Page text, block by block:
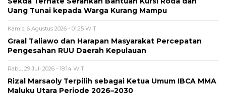
Uang Tunai kepada Warga Kurang Mampu
Kamis, 6 Agustus 2026 - 01:25 WIT
Graal Taliawo dan Harapan Masyarakat Percepatan
Pengesahan RUU Daerah Kepulauan
Rabu, 29 Juli 2026 - 18:14 WIT
Rizal Marsaoly Terpilih sebagai Ketua Umum IBCA MMA
Maluku Utara Periode 2026–2030